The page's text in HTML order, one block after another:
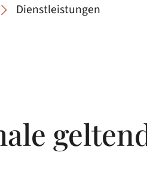
Dienstleistungen